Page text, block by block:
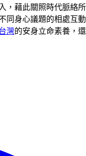
，藉此關照時代脈絡
同身心議題的相處互
灣的安身立命素養，